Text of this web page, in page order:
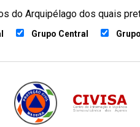
do Arquipélago dos quais
Grupo Central